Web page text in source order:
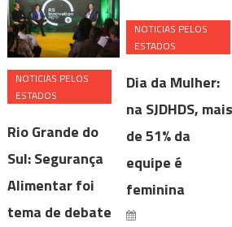
NOTICIAS PELOS
ESTADOS
Rio Grande do
Sul: Segurança
Alimentar foi
tema de debate
NOTICIAS PELOS
ESTADOS
Dia da Mulher:
na SJDHDS, mais
de 51% da
equipe é
feminina